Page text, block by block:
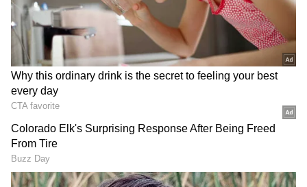
ஜோடிகளுக்கு செம்மையா இருக்கும்.
ஏசியாநெட் தமிழ்-ஐ உங்கள் முதன்மைத்
தேர்வாக்குங்கள்